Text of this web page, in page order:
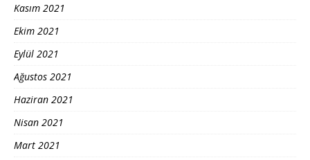
Kasım 2021
Ekim 2021
Eylül 2021
Ağustos 2021
Haziran 2021
Nisan 2021
Mart 2021